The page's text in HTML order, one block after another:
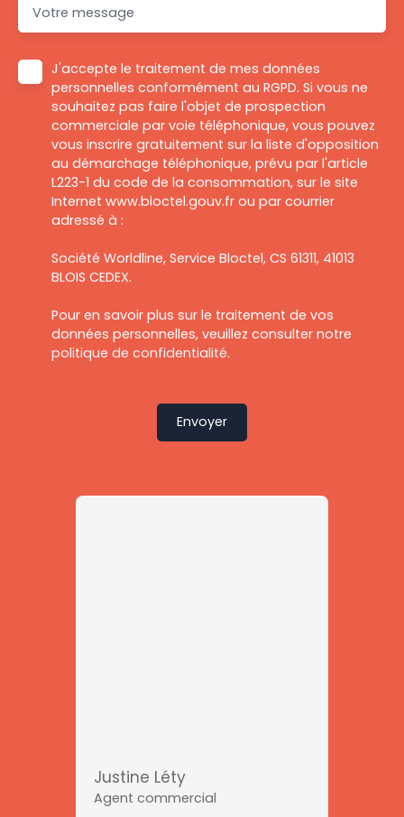
Votre message
J'accepte le traitement de mes données
personnelles conformément au RGPD. Si vous ne
souhaitez pas faire l'objet de prospection
commerciale par voie téléphonique, vous pouvez
vous inscrire gratuitement sur la liste d'opposition
au démarchage téléphonique, prévu par l'article
L223-1 du code de la consommation, sur le site
Internet www.bloctel.gouv.fr ou par courrier
adressé à :
Société Worldline, Service Bloctel, CS 61311, 41013
BLOIS CEDEX.
Pour en savoir plus sur le traitement de vos
données personnelles, veuillez consulter notre
politique de confidentialité.
Envoyer
Justine Léty
Agent commercial